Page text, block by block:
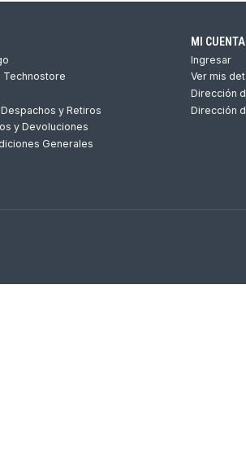
Technostore
y Retiros
y Devoluciones
Generales
MI CUENTA
Ingresar
Ver mis
Dirección
Dirección